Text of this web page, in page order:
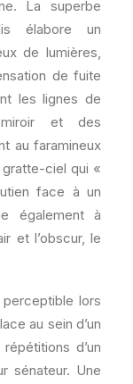
La superbe
élabore un
de lumières,
de fuite
les lignes de
et des
au faramineux
ciel qui «
face à un
également à
et l’obscur, le
perceptible lors
au sein d’un
d’un
sénateur. Une